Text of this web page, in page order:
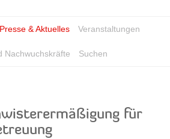
Presse & Aktuelles Veranstaltungen
Nachwuchskräfte Suchen
für